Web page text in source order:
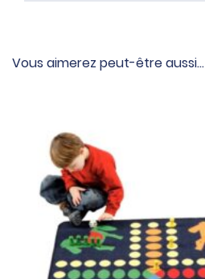
Vous aimerez peut-être aussi…